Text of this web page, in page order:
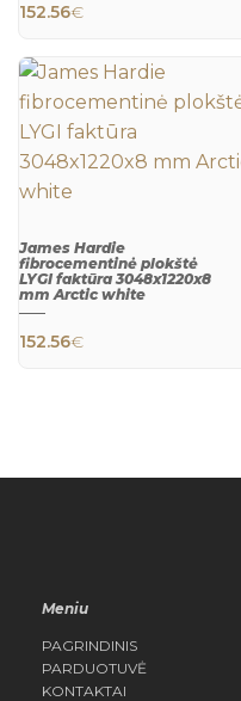
152.56€
James Hardie
fibrocementinė plokštė
LYGI faktūra 3048x1220x8
mm Arctic white
152.56€
Meniu
PAGRINDINIS
PARDUOTUVĖ
KONTAKTAI